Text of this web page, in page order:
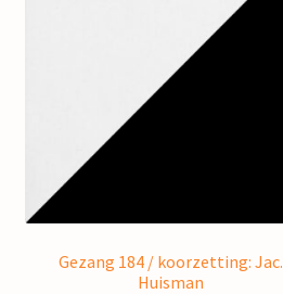
Gezang 184 / koorzetting: Jac.
Huisman